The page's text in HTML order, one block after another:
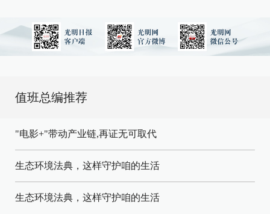
值班总编推荐
"电影+"带动产业链,再证无可取代
生态环境法典，这样守护咱的生活
生态环境法典，这样守护咱的生活